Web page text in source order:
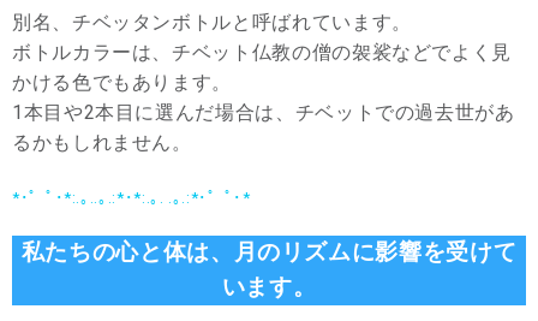
別名、チベッタンボトルと呼ばれています。
ボトルカラーは、チベット仏教の僧の袈裟などでよく見
かける色でもあります。
1本目や2本目に選んだ場合は、チベットでの過去世があ
るかもしれません。
*･゜ﾟ･*:.｡..｡.:*･*:.｡. .｡.:*･゜ﾟ･*
私たちの心と体は、月のリズムに影響を受けて
います。